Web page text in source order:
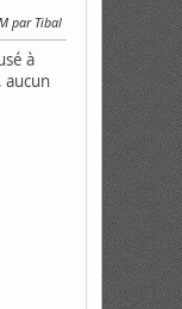
par Tibal
à
aucun